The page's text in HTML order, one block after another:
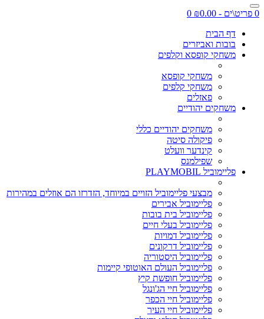
0 פריט\ים - ₪0.00
0
דף הבית
בובות ואביזרים
משחקי קופסא וקלפים
משחקי קופסא
משחקי קלפים
פאזלים
משחקים יהודיים
משחקים יהודיים כללי
פיקולה סיטה
קינדער וועלט
שפילמנס
פליימוביל PLAYMOBIL
מבצעי פליימוביל הזויים במיוחד, הזדרזו הם אוזלים במהירות
פליימוביל אבירים
פליימוביל בית בובות
פליימוביל בעלי חיים
פליימוביל דמויות
פליימוביל דרקונים
פליימוביל היסטוריה
פליימוביל העולם האוטופי קיימות
פליימוביל חופשת קיץ
פליימוביל חיי הג'ונגל
פליימוביל חיי הכפר
פליימוביל חיי העיר